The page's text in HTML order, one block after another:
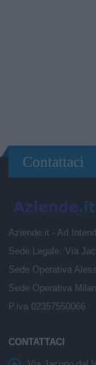
Contattaci
Aziende.it - Ad
Sede Legale: Via
Sede Operativa
Sede Operativa
P.iva 02357550066
CONTATTACI